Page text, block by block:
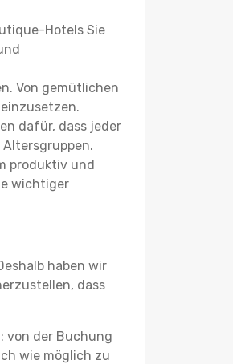
Hotels Sie
Von gemütlichen
dafür, dass jeder
produktiv und
wichtiger
haben wir
dass
von der Buchung
wie möglich zu